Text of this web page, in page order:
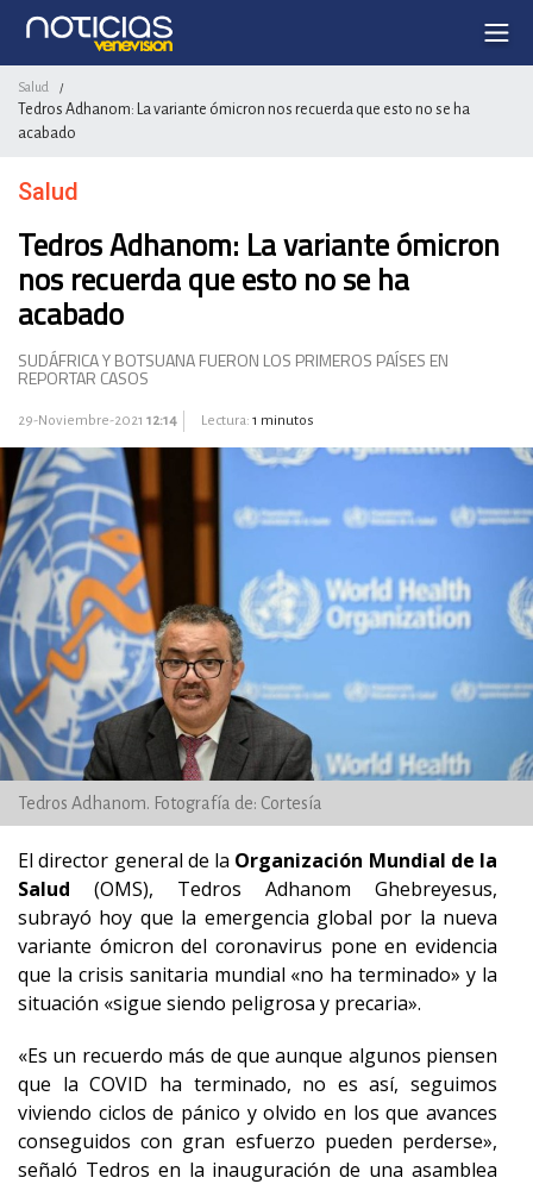
Salud /
Tedros Adhanom: La variante ómicron nos recuerda que esto no se ha
acabado
Salud
Tedros Adhanom: La variante ómicron
nos recuerda que esto no se ha
acabado
SUDÁFRICA Y BOTSUANA FUERON LOS PRIMEROS PAÍSES EN
REPORTAR CASOS
29-Noviembre-2021 12:14 Lectura: 1 minutos
Tedros Adhanom. Fotografía de: Cortesía
El director general de la Organización Mundial de la
Salud (OMS), Tedros Adhanom Ghebreyesus,
subrayó hoy que la emergencia global por la nueva
variante ómicron del coronavirus pone en evidencia
que la crisis sanitaria mundial «no ha terminado» y la
situación «sigue siendo peligrosa y precaria».
«Es un recuerdo más de que aunque algunos piensen
que la COVID ha terminado, no es así, seguimos
viviendo ciclos de pánico y olvido en los que avances
conseguidos con gran esfuerzo pueden perderse»,
señaló Tedros en la inauguración de una asamblea